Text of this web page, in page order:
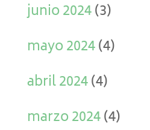
junio 2024(3)
mayo 2024(4)
abril 2024(4)
marzo 2024(4)